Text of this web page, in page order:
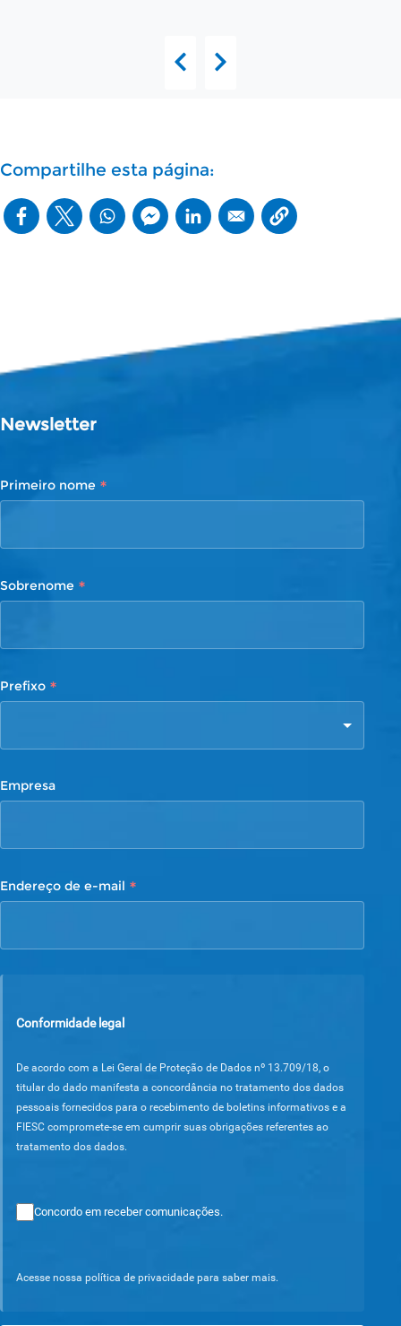
Compartilhe esta página:
Newsletter
Primeiro nome *
Sobrenome *
Prefixo *
Empresa
Endereço de e-mail *
Conformidade legal
De acordo com a Lei Geral de Proteção de Dados nº 13.709/18, o
titular do dado manifesta a concordância no tratamento dos dados
pessoais fornecidos para o recebimento de boletins informativos e a
FIESC compromete-se em cumprir suas obrigações referentes ao
tratamento dos dados.
Concordo em receber comunicações.
Acesse nossa política de privacidade para saber mais.